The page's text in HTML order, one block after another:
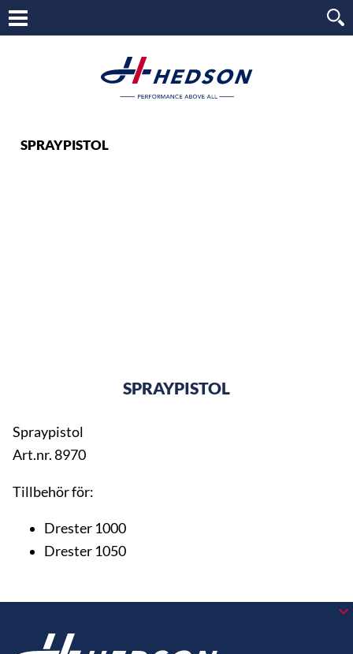
SPRAYPISTOL
SPRAYPISTOL
Spraypistol
Art.nr. 8970
Tillbehör för:
Drester 1000
Drester 1050